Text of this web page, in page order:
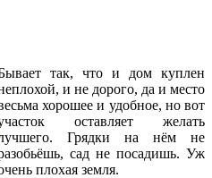
так, что и дом куплен
и не дорого, да и место
хорошее и удобное, но вот
оставляет желать
Грядки на нём не
сад не посадишь. Уж
плохая земля.